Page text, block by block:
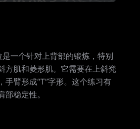
一个针对上背部的锻炼，特别
方肌和菱形肌。它需要在上斜凳
手臂形成“T”字形。这个练习有
稳定性。